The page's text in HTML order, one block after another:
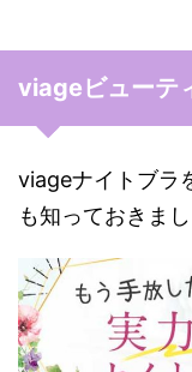
viageビューテ
viageナイトブラ
も知っておきまし